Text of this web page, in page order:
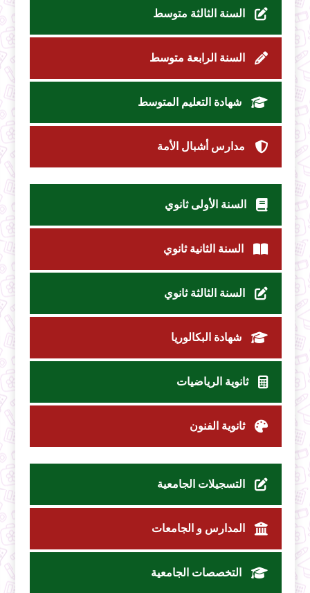
السنة الثالثة متوسط
السنة الرابعة متوسط
شهادة التعليم المتوسط
مدارس أشبال الأمة
السنة الأولى ثانوي
السنة الثانية ثانوي
السنة الثالثة ثانوي
شهادة البكالوريا
ثانوية الرياضيات
ثانوية الفنون
التسجيلات الجامعية
المدارس و الجامعات
التخصصات الجامعية